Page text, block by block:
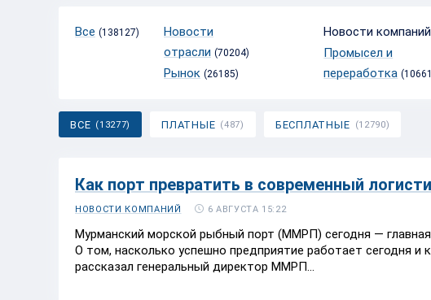
Все (138127)
Новости
отрасли (70204)
Рынок (26185)
Новости компаний
Промысел и
переработка
ВСЕ (13277) ПЛАТНЫЕ (487) БЕСПЛАТНЫЕ (12790)
Как порт превратить в современный
НОВОСТИ КОМПАНИЙ 6 АВГУСТА 15:22
Мурманский морской рыбный порт (ММРП) сегодня —
О том, насколько успешно предприятие работает сегодня
рассказал генеральный директор ММРП...